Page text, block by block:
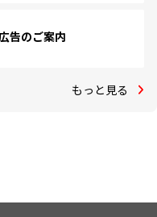
告のご案内
もっと見る